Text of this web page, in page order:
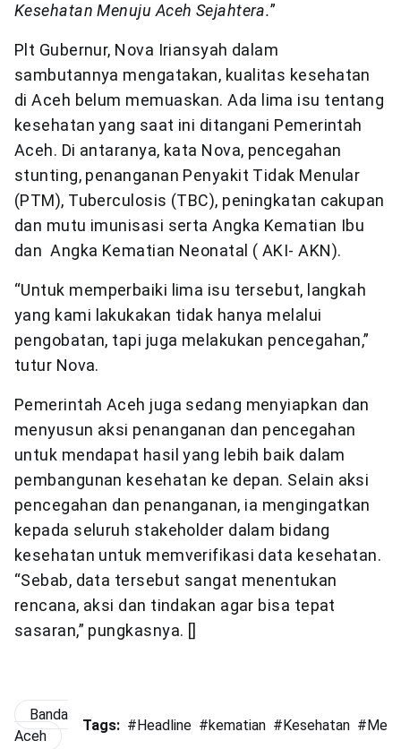
Kesehatan Menuju Aceh Sejahtera.”
Plt Gubernur, Nova Iriansyah dalam
sambutannya mengatakan, kualitas kesehatan
di Aceh belum memuaskan. Ada lima isu tentang
kesehatan yang saat ini ditangani Pemerintah
Aceh. Di antaranya, kata Nova, pencegahan
stunting, penanganan Penyakit Tidak Menular
(PTM), Tuberculosis (TBC), peningkatan cakupan
dan mutu imunisasi serta Angka Kematian Ibu
dan Angka Kematian Neonatal ( AKI- AKN).
“Untuk memperbaiki lima isu tersebut, langkah
yang kami lakukakan tidak hanya melalui
pengobatan, tapi juga melakukan pencegahan,”
tutur Nova.
Pemerintah Aceh juga sedang menyiapkan dan
menyusun aksi penanganan dan pencegahan
untuk mendapat hasil yang lebih baik dalam
pembangunan kesehatan ke depan. Selain aksi
pencegahan dan penanganan, ia mengingatkan
kepada seluruh stakeholder dalam bidang
kesehatan untuk memverifikasi data kesehatan.
“Sebab, data tersebut sangat menentukan
rencana, aksi dan tindakan agar bisa tepat
sasaran,” pungkasnya. []
Banda
Aceh
Tags: # Headline #kematian # Kesehatan #